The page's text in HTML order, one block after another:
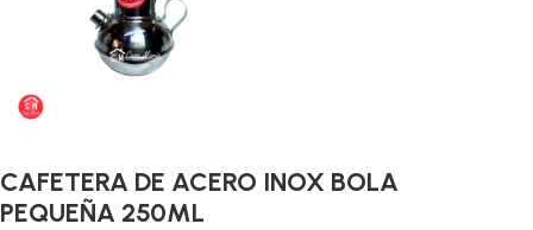
CAFETERA DE ACERO INOX BOLA
PEQUEÑA 250ML